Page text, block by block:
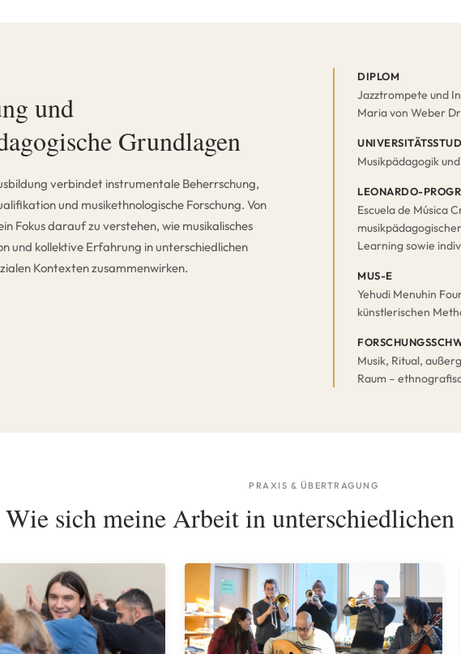
und
Grundlagen
verbindet instrumentale Beherrschung,
und musikethnologische Forschung. Von
Fokus darauf zu verstehen, wie musikalisches
und kollektive Erfahrung in unterschiedlichen
Kontexten zusammenwirken.
DIPLOM
Jazztrompete und
Maria von Weber
Musikpädagogik
LEONARDO-
Escuela de Música
Learning sowie
MUS-E
Yehudi Menuhin
künstlerischen
Musik, Ritual,
Raum –
PRAXIS & ÜBERTRAGUNG
Wie sich meine Arbeit in